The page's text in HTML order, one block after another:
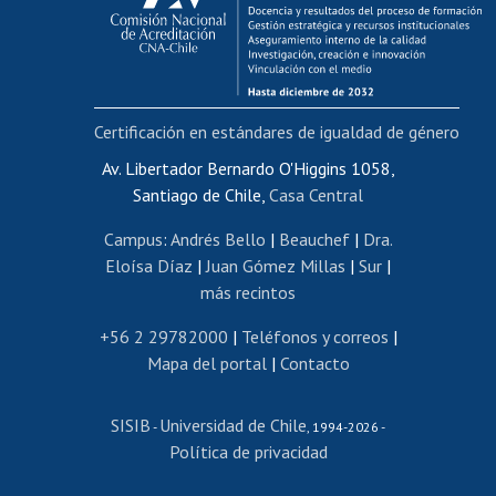
Funcionarias/os
Cursos internos de capacitación
Bienestar del personal
Portal de movilidad interna
Certificado de renta
Certificado de renta honorarios
Editar páginas blancas
Extranjeras/os
Revalidación y reconocimiento de títulos
Postulación al Programa de Movilidad Estudiantil
Cursos de español
Av. Libertador Bernardo O'Higgins 1058,
Santiago de Chile, Casa Central
Campus: Andrés Bello | Beauchef| Dra.
Eloísa Díaz | Juan Gómez Millas | Sur |
más recintos
+56 2 29782000 | Teléfonos y correos |
Mapa del portal| Contacto
SISIB - Universidad de Chile , 1994-2026 -
Política de privacidad
Certificación en estándares de igualdad de género